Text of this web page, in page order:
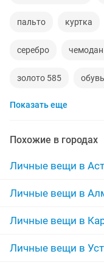
пальто куртка
серебро
золото 585 обувь
норковые шубы новые
инвалидные коляски
спецодежда
золотые цепочки
Показать еще
Похожие в городах
Личные вещи в
Личные вещи в
Личные вещи в
Личные вещи в